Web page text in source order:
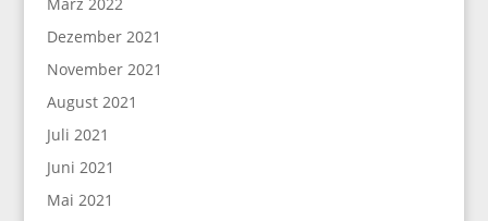
Dezember 2021
November 2021
August 2021
Juli 2021
Juni 2021
Mai 2021